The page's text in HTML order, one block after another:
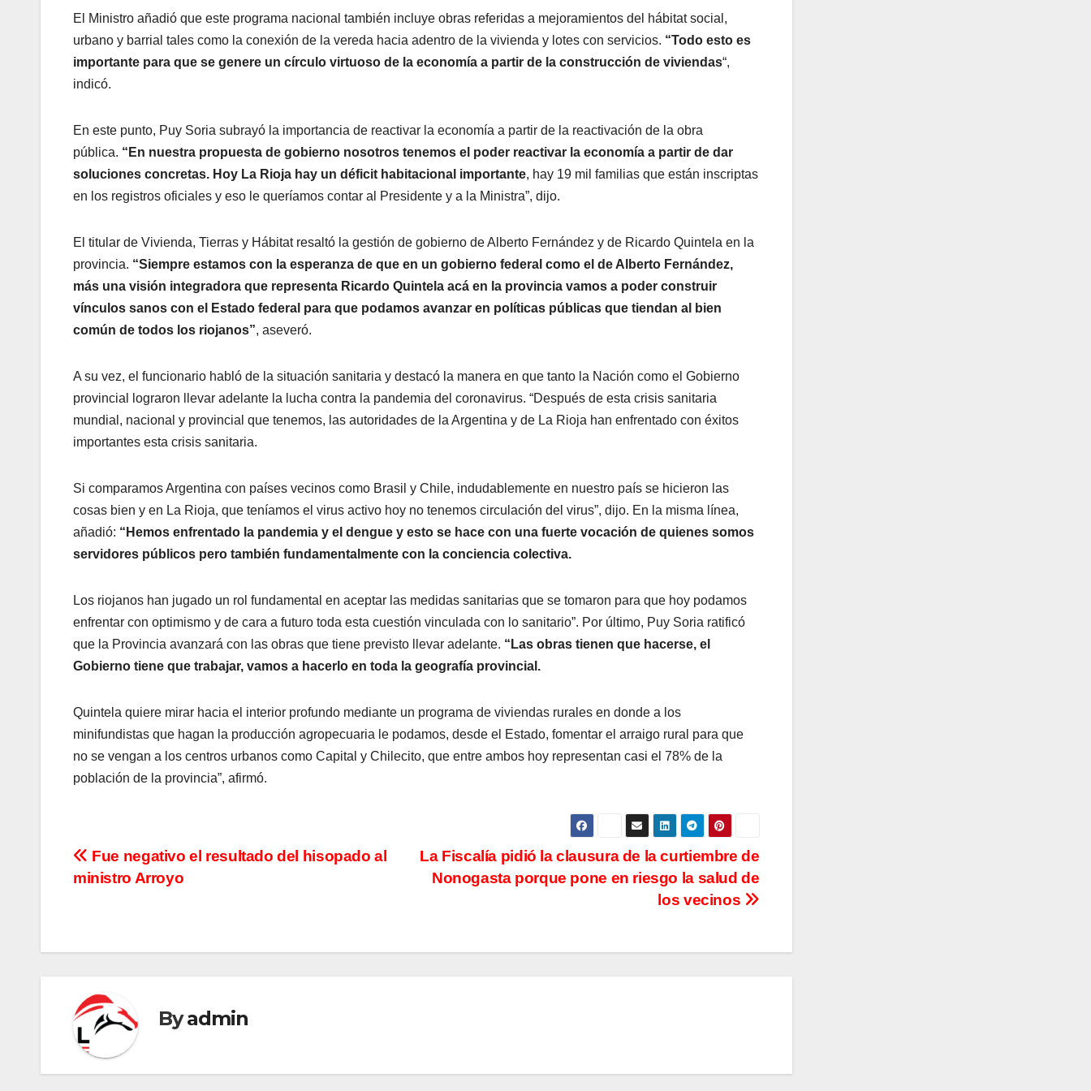
El Ministro añadió que este programa nacional también incluye obras referidas a mejoramientos del hábitat social,
urbano y barrial tales como la conexión de la vereda hacia adentro de la vivienda y lotes con servicios. “Todo esto es
importante para que se genere un círculo virtuoso de la economía a partir de la construcción de viviendas“,
indicó.
En este punto, Puy Soria subrayó la importancia de reactivar la economía a partir de la reactivación de la obra
pública. “En nuestra propuesta de gobierno nosotros tenemos el poder reactivar la economía a partir de dar
soluciones concretas. Hoy La Rioja hay un déficit habitacional importante, hay 19 mil familias que están inscriptas
en los registros oficiales y eso le queríamos contar al Presidente y a la Ministra”, dijo.
El titular de Vivienda, Tierras y Hábitat resaltó la gestión de gobierno de Alberto Fernández y de Ricardo Quintela en la
provincia. “Siempre estamos con la esperanza de que en un gobierno federal como el de Alberto Fernández,
más una visión integradora que representa Ricardo Quintela acá en la provincia vamos a poder construir
vínculos sanos con el Estado federal para que podamos avanzar en políticas públicas que tiendan al bien
común de todos los riojanos”, aseveró.
A su vez, el funcionario habló de la situación sanitaria y destacó la manera en que tanto la Nación como el Gobierno
provincial lograron llevar adelante la lucha contra la pandemia del coronavirus. “Después de esta crisis sanitaria
mundial, nacional y provincial que tenemos, las autoridades de la Argentina y de La Rioja han enfrentado con éxitos
importantes esta crisis sanitaria.
Si comparamos Argentina con países vecinos como Brasil y Chile, indudablemente en nuestro país se hicieron las
cosas bien y en La Rioja, que teníamos el virus activo hoy no tenemos circulación del virus”, dijo. En la misma línea,
añadió: “Hemos enfrentado la pandemia y el dengue y esto se hace con una fuerte vocación de quienes somos
servidores públicos pero también fundamentalmente con la conciencia colectiva.
Los riojanos han jugado un rol fundamental en aceptar las medidas sanitarias que se tomaron para que hoy podamos
enfrentar con optimismo y de cara a futuro toda esta cuestión vinculada con lo sanitario”. Por último, Puy Soria ratificó
que la Provincia avanzará con las obras que tiene previsto llevar adelante. “Las obras tienen que hacerse, el
Gobierno tiene que trabajar, vamos a hacerlo en toda la geografía provincial.
Quintela quiere mirar hacia el interior profundo mediante un programa de viviendas rurales en donde a los
minifundistas que hagan la producción agropecuaria le podamos, desde el Estado, fomentar el arraigo rural para que
no se vengan a los centros urbanos como Capital y Chilecito, que entre ambos hoy representan casi el 78% de la
población de la provincia”, afirmó.
N
e
g
a
c
La Fiscalía pidió la clausura de la curtiembre de
Nonogasta porque pone en riesgo la salud de
los vecinos
Fue negativo el resultado del hisopado al
ministro Arroyo
Byadmin